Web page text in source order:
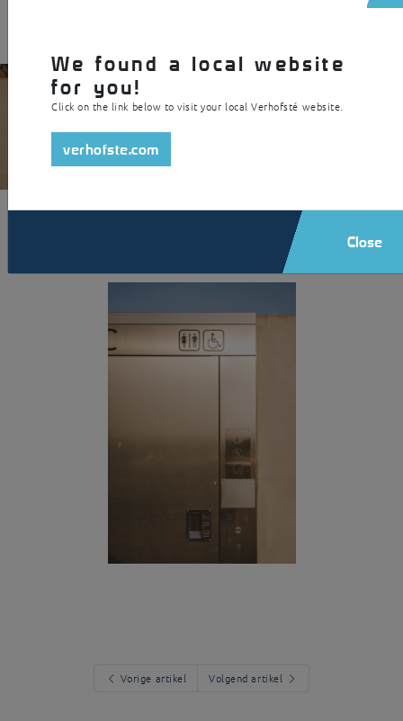
Vorige artikel Volgend artikel
We found a local website
for you!
Click on the link below to visit your local Verhofsté website.
verhofste.com
Close